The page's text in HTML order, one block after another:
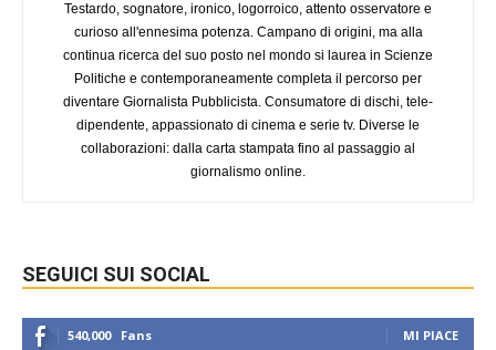
Testardo, sognatore, ironico, logorroico, attento osservatore e
curioso all'ennesima potenza. Campano di origini, ma alla
continua ricerca del suo posto nel mondo si laurea in Scienze
Politiche e contemporaneamente completa il percorso per
diventare Giornalista Pubblicista. Consumatore di dischi, tele-
dipendente, appassionato di cinema e serie tv. Diverse le
collaborazioni: dalla carta stampata fino al passaggio al
giornalismo online.
SEGUICI SUI SOCIAL
540,000 Fans MI PIACE